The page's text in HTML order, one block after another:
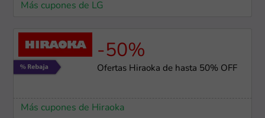
Más cupones de LG
-50%
Ofertas Hiraoka de hasta 50% OFF
Más cupones de Hiraoka